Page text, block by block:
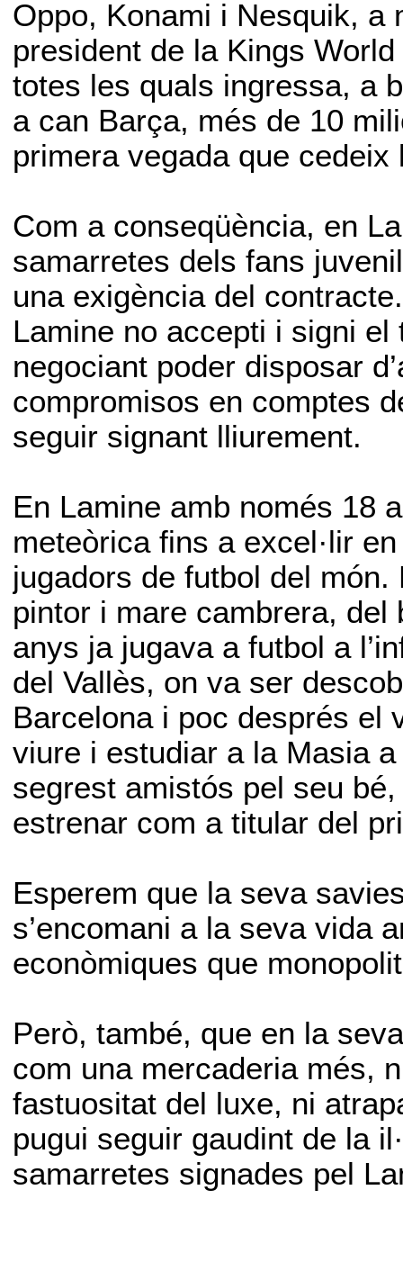
Oppo, Konami i Nesquik, a
president de la Kings
totes les quals ingressa, a
a can Barça, més de 10
primera vegada que
Com a conseqüència, en
samarretes dels fans
una exigència del
Lamine no accepti i signi
negociant poder disposar
compromisos en comptes
seguir signant lliurement.
En Lamine amb només 18
meteòrica fins a excel·lir
jugadors de futbol del món.
pintor i mare cambrera,
anys ja jugava a futbol a
del Vallès, on va ser
Barcelona i poc després el
viure i estudiar a la Masia
segrest amistós pel seu
estrenar com a titular del
Esperem que la seva
s’encomani a la seva vida
econòmiques que
Però, també, que en la
com una mercaderia més,
fastuositat del luxe, ni
pugui seguir gaudint de la
samarretes signades pel